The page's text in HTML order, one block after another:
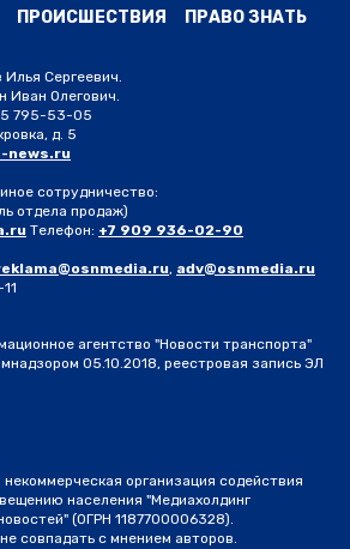
ПРОИСШЕСТВИЯ
ПРАВО ЗНАТЬ
Илья Сергеевич.
Иван Олегович.
795-53-05
д. 5
news.ru
сотрудничество:
отдела продаж)
Телефон: +7 909 936-02-90
, adv@osnmedia.ru
агентство "Новости транспорта"
05.10.2018, реестровая запись ЭЛ
организация содействия
населения "Медиахолдинг
(ОГРН 1187700006328).
совпадать с мнением авторов.